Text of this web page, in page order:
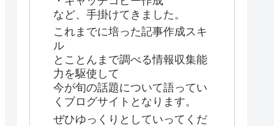
など、手掛けてきました。
これまでに培った記事作成スキ
ル
とことんまで調べる情報収集能
力を駆使して
今が旬の話題について語ってい
くブログサイトとなります。
ぜひゆっくりとしていってくだ